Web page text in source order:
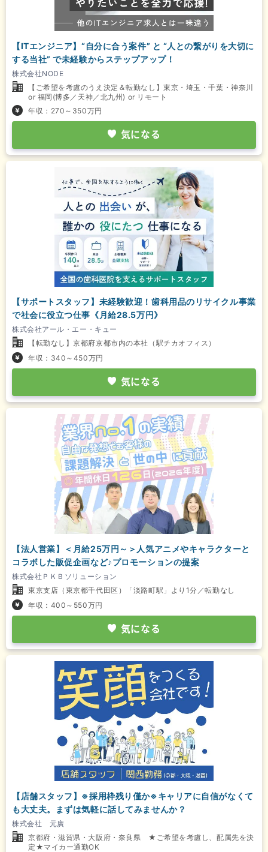
【ITエンジニア】“自分に合う案件” と “人との繋がりを大切に
する当社” で未経験からステップアップ！
株式会社NODE
【ご希望を考慮のうえ決定＆転勤なし】東京・埼玉・千葉・神奈川
or 福岡(博多／天神／北九州) or リモート
年収：270～350万円
気になる
【サポートスタッフ】未経験歓迎！歯科用品のリサイクル事業
で社会に役立つ仕事《月給28.5万円》
株式会社アール・エー・キュー
【転勤なし】京都府京都市内の本社（駅チカオフィス）
年収：340～450万円
気になる
【法人営業】＜月給25万円～＞人気アニメやキャラクターと
コラボした販促企画など♪プロモーションの提案
株式会社ＰＫＢソリューション
東京支店（東京都千代田区）「淡路町駅」より1分／転勤なし
年収：400～550万円
気になる
【店舗スタッフ】※採用枠残り僅か※キャリアに自信がなくて
も大丈夫。まずは気軽に話してみませんか？
株式会社 元廣
京都府・滋賀県・大阪府・奈良県 ★ご希望を考慮し、配属先を決
定★マイカー通勤OK